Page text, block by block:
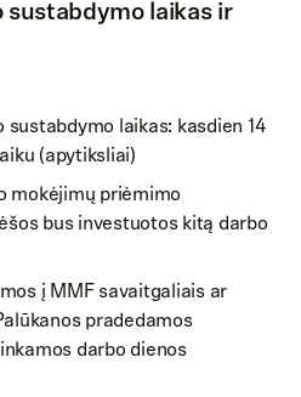
laikas ir
laikas: kasdien 14
(apytiksliai)
mokėjimų priėmimo
bus investuotos kitą darbo
į MMF savaitgaliais ar
pradedamos
darbo dienos